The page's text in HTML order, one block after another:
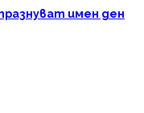
имен ден